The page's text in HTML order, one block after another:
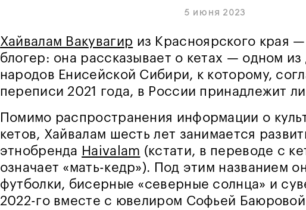
5 июня 2023
Хайвалам Вакувагир из Красноярского края
блогер: она рассказывает о кетах — одном
народов Енисейской Сибири, к которому,
переписи 2021 года, в России принадлежит
Помимо распространения информации о
кетов, Хайвалам шесть лет занимается
этнобренда Haivalam (кстати, в переводе с
означает «мать-кедр»). Под этим названием
футболки, бисерные «северные солнца» и
2022-го вместе с ювелиром Софьей Баюровой